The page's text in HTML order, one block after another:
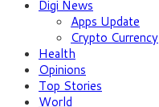
Digi News
Apps Update
Crypto Currency
Health
Opinions
Top Stories
World